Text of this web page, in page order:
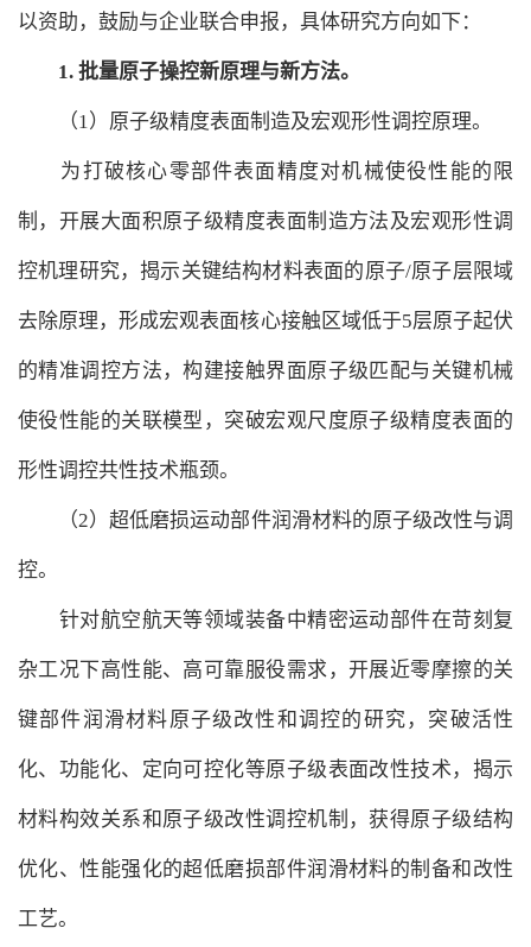
以资助，鼓励与企业联合申报，具体研究方向如下：
1. 批量原子操控新原理与新方法。
（1）原子级精度表面制造及宏观形性调控原理。
为打破核心零部件表面精度对机械使役性能的限
制，开展大面积原子级精度表面制造方法及宏观形性调
控机理研究，揭示关键结构材料表面的原子/原子层限域
去除原理，形成宏观表面核心接触区域低于5层原子起伏
的精准调控方法，构建接触界面原子级匹配与关键机械
使役性能的关联模型，突破宏观尺度原子级精度表面的
形性调控共性技术瓶颈。
（2）超低磨损运动部件润滑材料的原子级改性与调
控。
针对航空航天等领域装备中精密运动部件在苛刻复
杂工况下高性能、高可靠服役需求，开展近零摩擦的关
键部件润滑材料原子级改性和调控的研究，突破活性
化、功能化、定向可控化等原子级表面改性技术，揭示
材料构效关系和原子级改性调控机制，获得原子级结构
优化、性能强化的超低磨损部件润滑材料的制备和改性
工艺。